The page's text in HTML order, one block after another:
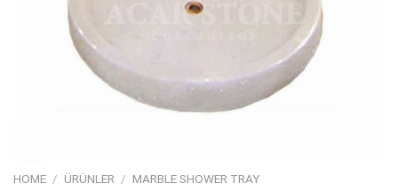
HOME / ÜRÜNLER / MARBLE SHOWER TRAY